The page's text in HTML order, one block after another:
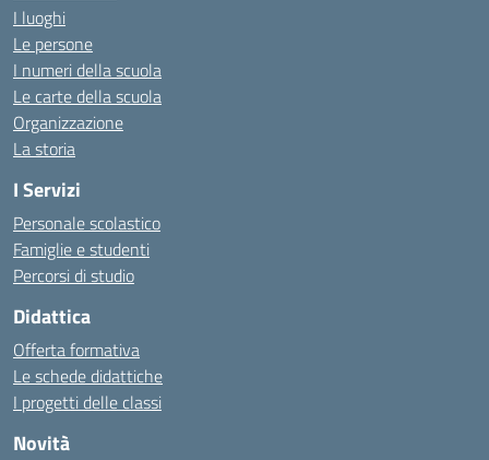
I luoghi
Le persone
I numeri della scuola
Le carte della scuola
Organizzazione
La storia
I Servizi
Personale scolastico
Famiglie e studenti
Percorsi di studio
Didattica
Offerta formativa
Le schede didattiche
I progetti delle classi
Novità